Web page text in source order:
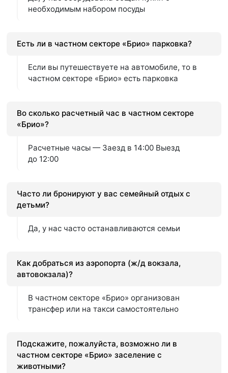
необходимым набором посуды
Есть ли в частном секторе «Брио» парковка?
Если вы путешествуете на автомобиле, то в
частном секторе «Брио» есть парковка
Во сколько расчетный час в частном секторе
«Брио»?
Расчетные часы — Заезд в 14:00 Выезд
до 12:00
Часто ли бронируют у вас семейный отдых с
детьми?
Да, у нас часто останавливаются семьи
Как добраться из аэропорта (ж/д вокзала,
автовокзала)?
В частном секторе «Брио» организован
трансфер или на такси самостоятельно
Подскажите, пожалуйста, возможно ли в
частном секторе «Брио» заселение с
животными?